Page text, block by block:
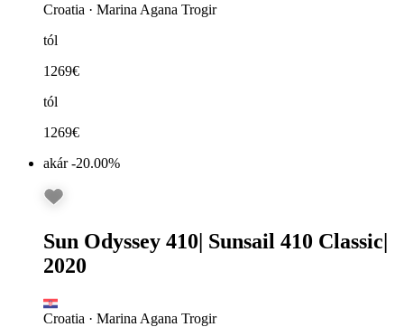
Croatia · Marina Agana Trogir
tól
1269€
tól
1269€
akár -20.00%
Sun Odyssey 410| Sunsail 410 Classic|
2020
Croatia · Marina Agana Trogir